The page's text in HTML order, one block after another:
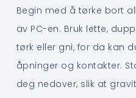
Begin med å tørke bort
av PC-en. Bruk lette,
tørk eller gni, for da kan
åpninger og kontakter.
deg nedover, slik at